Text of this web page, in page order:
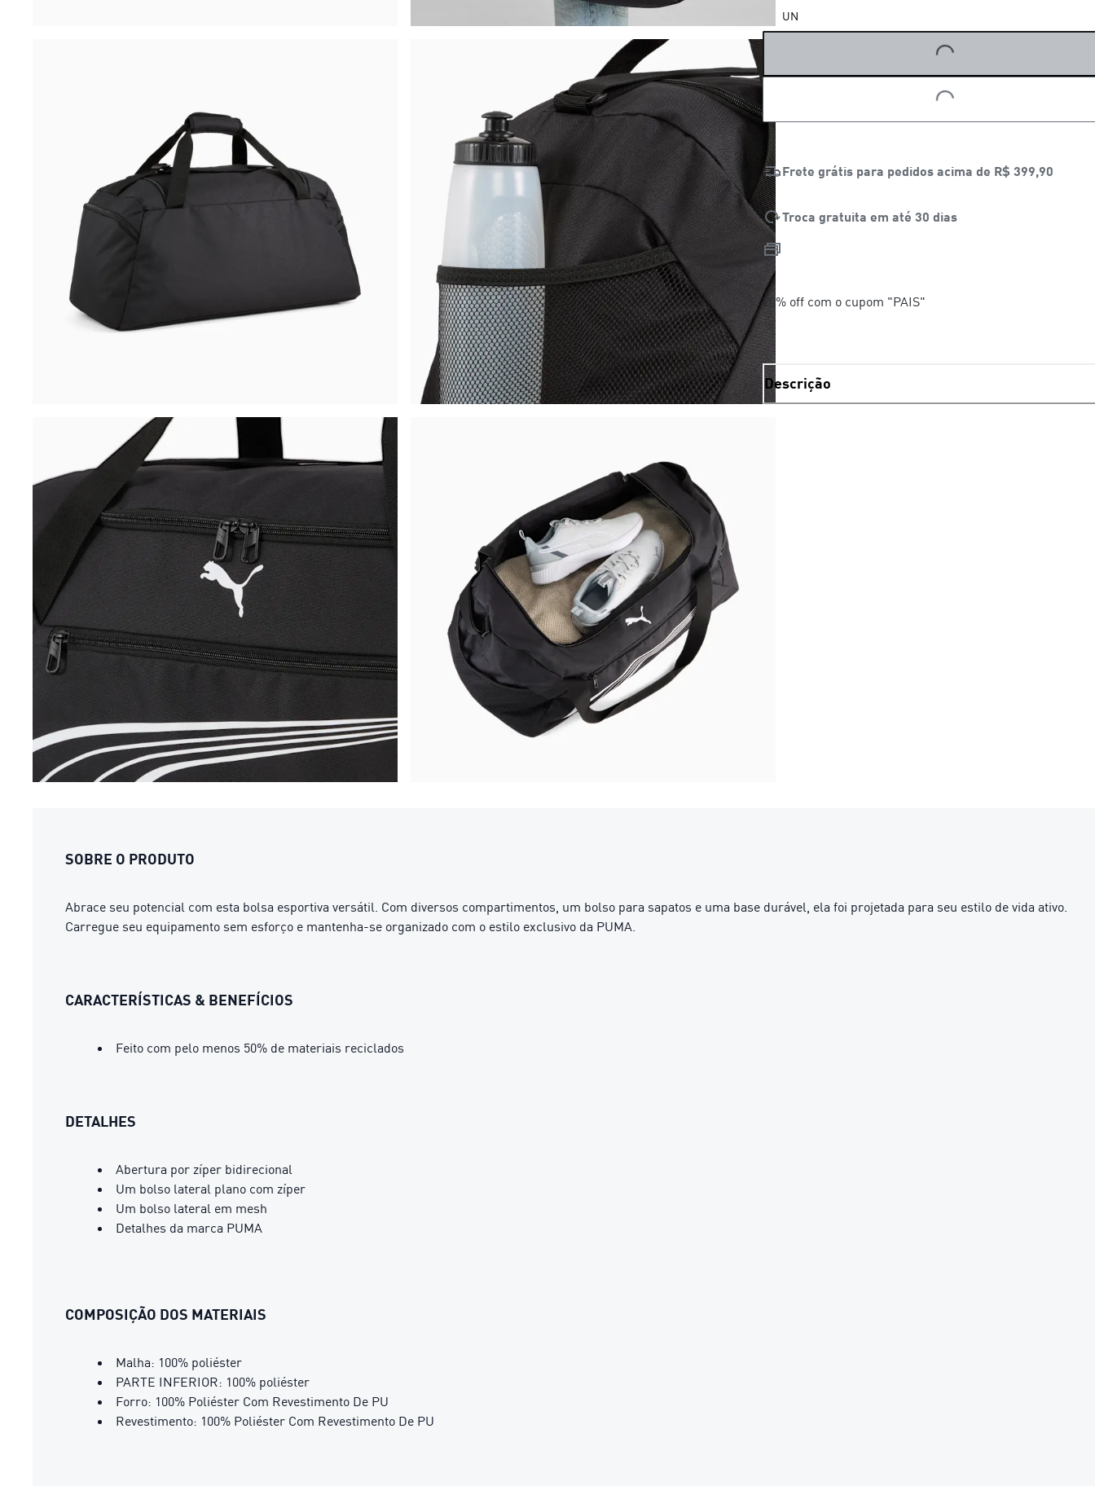
UN
LOADING...
LOADING...
Frete grátis para pedidos acima de R$ 399,90
Troca gratuita em até 30 dias
20% off com o cupom "PAIS"
Descrição
SOBRE O PRODUTO
Abrace seu potencial com esta bolsa esportiva versátil. Com diversos compartimentos, um bolso para sapatos e uma base durável, ela foi projetada para seu estilo de vida ativo.
Carregue seu equipamento sem esforço e mantenha-se organizado com o estilo exclusivo da PUMA.
CARACTERÍSTICAS & BENEFÍCIOS
Feito com pelo menos 50% de materiais reciclados
DETALHES
Abertura por zíper bidirecional
Um bolso lateral plano com zíper
Um bolso lateral em mesh
Detalhes da marca PUMA
COMPOSIÇÃO DOS MATERIAIS
Malha: 100% poliéster
PARTE INFERIOR: 100% poliéster
Forro: 100% Poliéster Com Revestimento De PU
Revestimento: 100% Poliéster Com Revestimento De PU